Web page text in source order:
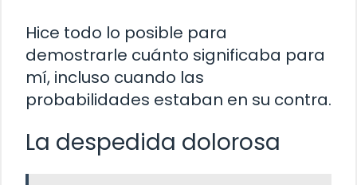
Hice todo lo posible para
demostrarle cuánto significaba para
mí, incluso cuando las
probabilidades estaban en su contra.
La despedida dolorosa